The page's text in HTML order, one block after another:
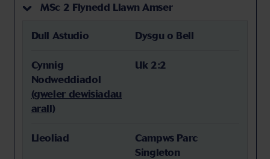
MSc 2 Flynedd Llawn Amser
Dull Astudio Dysgu o Bell
Cynnig
Nodweddiadol
(gweler dewisiadau
arall)
Uk 2:2
Lleoliad
Campws Parc
Singleton